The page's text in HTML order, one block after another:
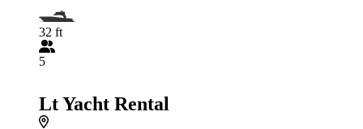
32 ft
5
Lt Yacht Rental